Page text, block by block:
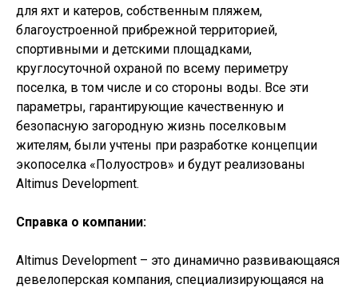
для яхт и катеров, собственным пляжем,
благоустроенной прибрежной территорией,
спортивными и детскими площадками,
круглосуточной охраной по всему периметру
поселка, в том числе и со стороны воды. Все эти
параметры, гарантирующие качественную и
безопасную загородную жизнь поселковым
жителям, были учтены при разработке концепции
экопоселка «Полуостров» и будут реализованы
Altimus Development.
Справка о компании:
Altimus Development – это динамично развивающаяся
девелоперская компания, специализирующаяся на